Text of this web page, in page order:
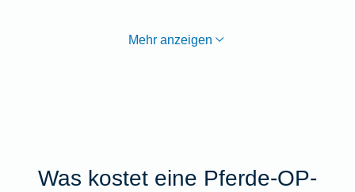
Mehr anzeigen
Was kostet eine Pferde-OP-